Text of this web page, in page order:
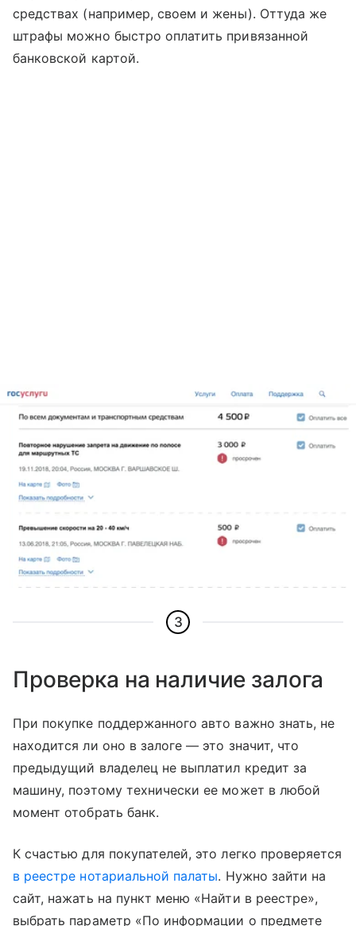
средствах (например, своем и жены). Оттуда же
штрафы можно быстро оплатить привязанной
банковской картой.
3
Проверка на наличие залога
При покупке поддержанного авто важно знать, не
находится ли оно в залоге — это значит, что
предыдущий владелец не выплатил кредит за
машину, поэтому технически ее может в любой
момент отобрать банк.
К счастью для покупателей, это легко проверяется
в реестре нотариальной палаты. Нужно зайти на
сайт, нажать на пункт меню «Найти в реестре»,
выбрать параметр «По информации о предмете